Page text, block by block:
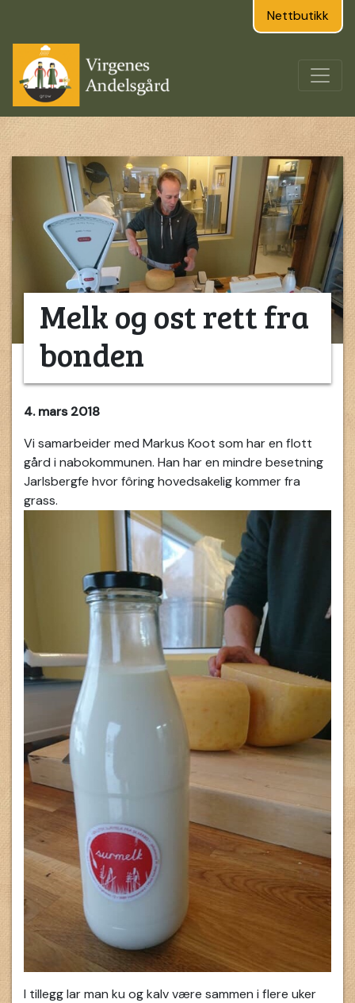
Nettbutikk
Melk og ost rett fra
bonden
4. mars 2018
Vi samarbeider med Markus Koot som har en flott
gård i nabokommunen. Han har en mindre besetning
Jarlsbergfe hvor fôring hovedsakelig kommer fra
grass.
I tillegg lar man ku og kalv være sammen i flere uker